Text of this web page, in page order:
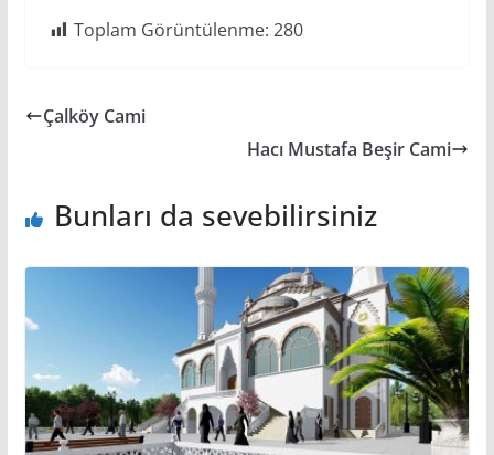
Toplam Görüntülenme: 280
Çalköy Cami
Hacı Mustafa Beşir Cami
Bunları da sevebilirsiniz